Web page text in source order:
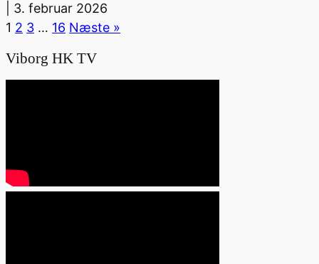
3. februar 2026
1 2 3 … 16 Næste »
Viborg HK TV